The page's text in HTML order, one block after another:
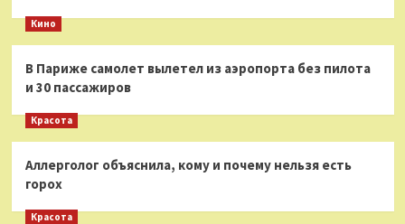
Кино
В Париже самолет вылетел из аэропорта без пилота
и 30 пассажиров
Красота
Аллерголог объяснила, кому и почему нельзя есть
горох
Красота